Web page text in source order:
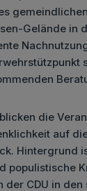
Gelände in
die
auf
Hintergrund
populistische
der CDU in